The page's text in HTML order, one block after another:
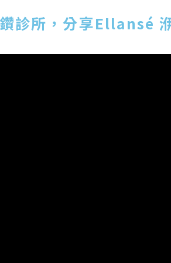
診所，分享Ellansé